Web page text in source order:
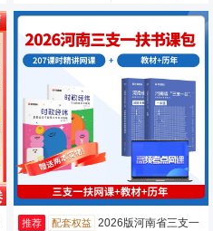
推荐 配套权益
2026版河南省三支一